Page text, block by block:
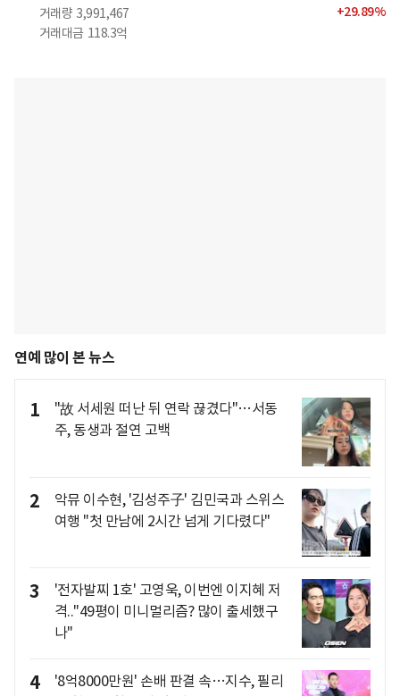
거래량 3,991,467
거래대금 118.3억
+29.89%
연예 많이 본 뉴스
1
"故 서세원 떠난 뒤 연락 끊겼다"…서동
주, 동생과 절연 고백
2
악뮤 이수현, '김성주子' 김민국과 스위스
여행 "첫 만남에 2시간 넘게 기다렸다"
3
'전자발찌 1호' 고영욱, 이번엔 이지혜 저
격.."49평이 미니멀리즘? 많이 출세했구
나"
4
'8억8000만원' 손배 판결 속…지수, 필리